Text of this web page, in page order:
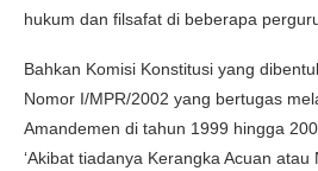
hukum dan filsafat di beberapa
Bahkan Komisi Konstitusi yang
Nomor I/MPR/2002 yang bertugas
Amandemen di tahun 1999 hingga
‘Akibat tiadanya Kerangka Acuan